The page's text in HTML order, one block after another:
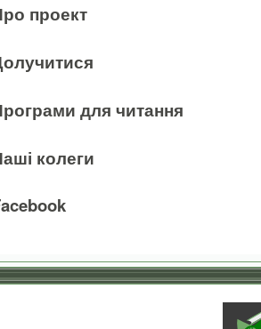
проект
для читання
колеги